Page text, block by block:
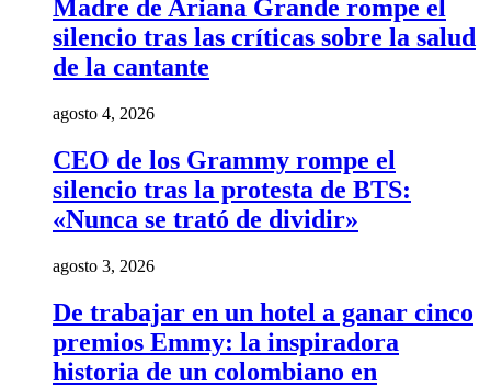
Madre de Ariana Grande rompe el
silencio tras las críticas sobre la salud
de la cantante
agosto 4, 2026
CEO de los Grammy rompe el
silencio tras la protesta de BTS:
«Nunca se trató de dividir»
agosto 3, 2026
De trabajar en un hotel a ganar cinco
premios Emmy: la inspiradora
historia de un colombiano en